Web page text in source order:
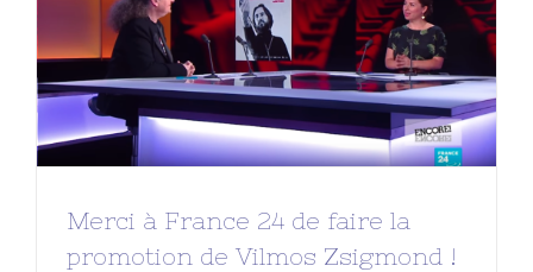
Merci à France 24 de faire la
promotion de Vilmos Zsigmond !
A LA UNE CEVZ Presse
Merci à France 24 de faire la
promotion de Vilmos Zsigmond !